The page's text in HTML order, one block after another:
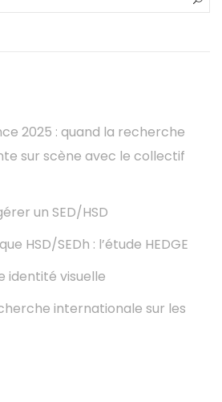
2025 : quand la recherche
sur scène avec le collectif
un SED/HSD
HSD/SEDh : l’étude HEDGE
identité visuelle
internationale sur les